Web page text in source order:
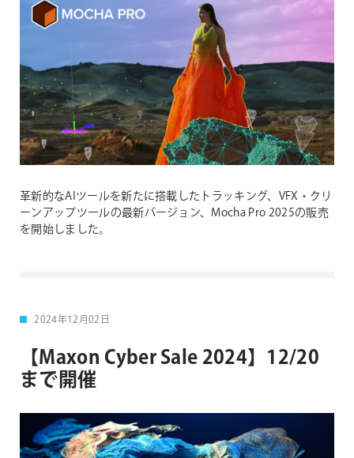
革新的なAIツールを新たに搭載したトラッキング、VFX・クリ
ーンアップツールの最新バージョン、Mocha Pro 2025の販売
を開始しました。
2024年12月02日
【Maxon Cyber Sale 2024】12/20
まで開催